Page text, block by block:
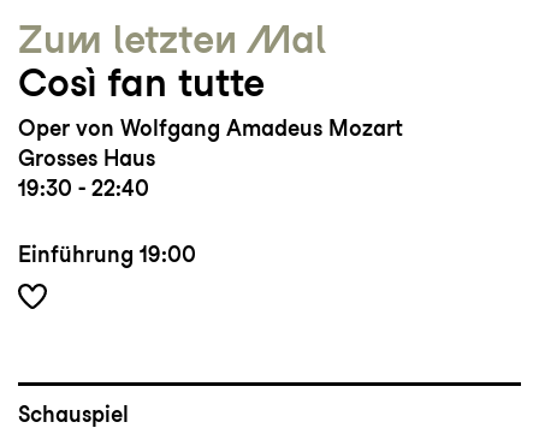
Zum letzten Mal
Così fan tutte
Oper von Wolfgang Amadeus Mozart
Grosses Haus
19:30 - 22:40
Einführung 19:00
Schauspiel